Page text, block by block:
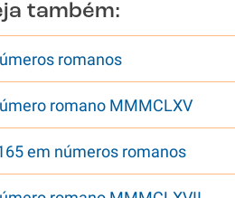
também:
romanos
romano MMMCLXV
em números romanos